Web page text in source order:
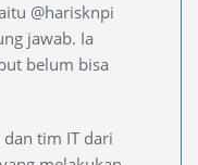
@harisknpi
jawab. Ia
belum bisa
tim IT dari